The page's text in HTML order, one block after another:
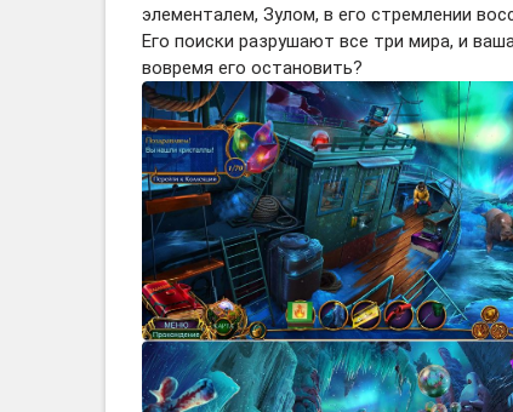
элементалем, Зулом, в его стремлении
Его поиски разрушают все три мира, и
вовремя его остановить?